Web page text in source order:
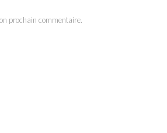
prochain commentaire.